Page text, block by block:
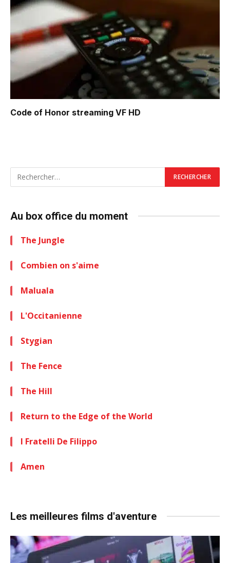
Code of Honor streaming VF HD
Au box office du moment
The Jungle
Combien on s'aime
Maluala
L'Occitanienne
Stygian
The Fence
The Hill
Return to the Edge of the World
I Fratelli De Filippo
Amen
Les meilleures films d'aventure